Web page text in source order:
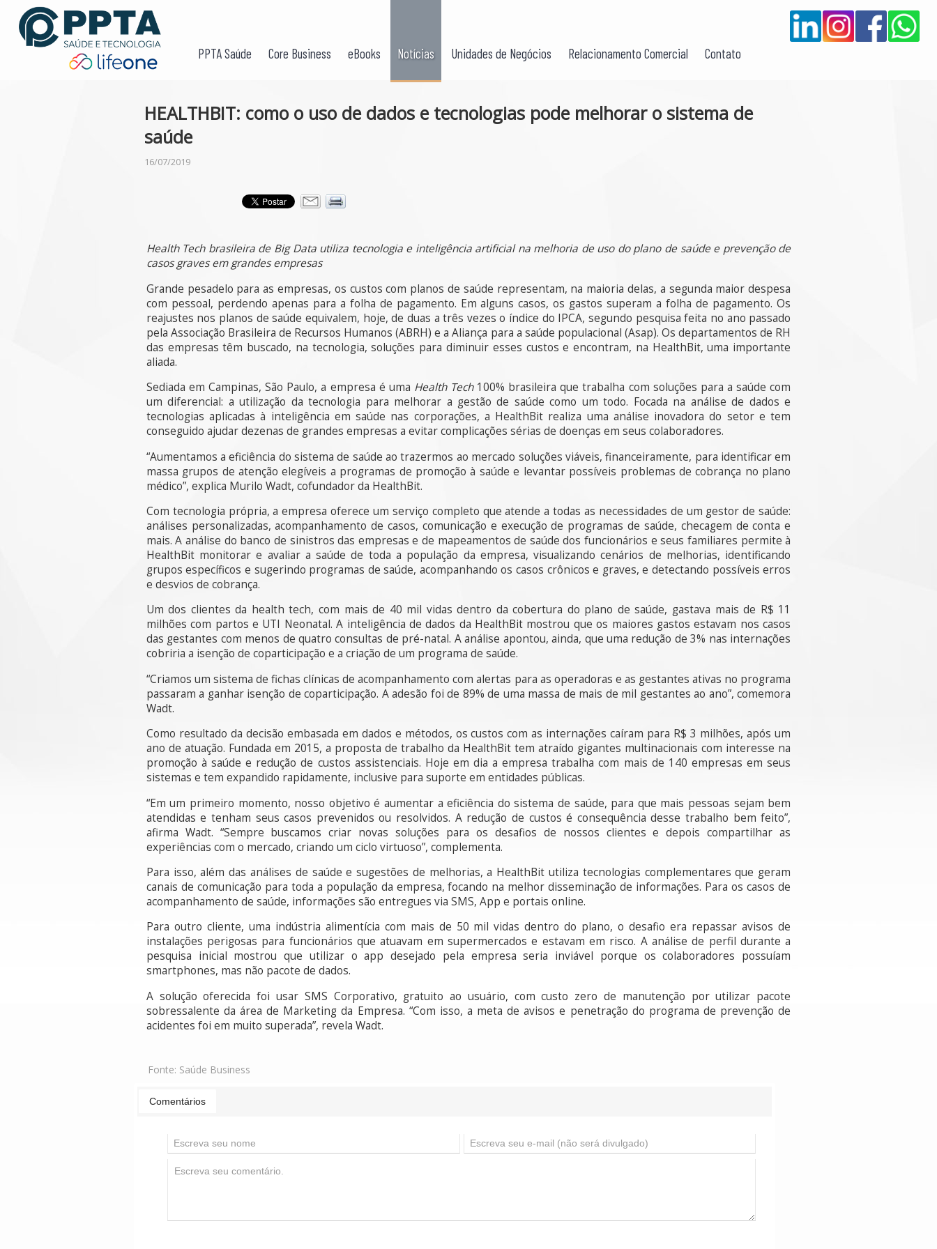
PPTA Saúde Core Business eBooks Notícias Unidades de Negócios Relacionamento Comercial Contato
HEALTHBIT: como o uso de dados e tecnologias pode melhorar o sistema de
saúde
16/07/2019
Health Tech brasileira de Big Data utiliza tecnologia e inteligência artificial na melhoria de uso do plano de saúde e prevenção de
casos graves em grandes empresas
Grande pesadelo para as empresas, os custos com planos de saúde representam, na maioria delas, a segunda maior despesa
com pessoal, perdendo apenas para a folha de pagamento. Em alguns casos, os gastos superam a folha de pagamento. Os
reajustes nos planos de saúde equivalem, hoje, de duas a três vezes o índice do IPCA, segundo pesquisa feita no ano passado
pela Associação Brasileira de Recursos Humanos (ABRH) e a Aliança para a saúde populacional (Asap). Os departamentos de RH
das empresas têm buscado, na tecnologia, soluções para diminuir esses custos e encontram, na HealthBit, uma importante
aliada.
Sediada em Campinas, São Paulo, a empresa é uma Health Tech100% brasileira que trabalha com soluções para a saúde com
um diferencial: a utilização da tecnologia para melhorar a gestão de saúde como um todo. Focada na análise de dados e
tecnologias aplicadas à inteligência em saúde nas corporações, a HealthBit realiza uma análise inovadora do setor e tem
conseguido ajudar dezenas de grandes empresas a evitar complicações sérias de doenças em seus colaboradores.
“Aumentamos a eficiência do sistema de saúde ao trazermos ao mercado soluções viáveis, financeiramente, para identificar em
massa grupos de atenção elegíveis a programas de promoção à saúde e levantar possíveis problemas de cobrança no plano
médico”, explica Murilo Wadt, cofundador da HealthBit.
Com tecnologia própria, a empresa oferece um serviço completo que atende a todas as necessidades de um gestor de saúde:
análises personalizadas, acompanhamento de casos, comunicação e execução de programas de saúde, checagem de conta e
mais. A análise do banco de sinistros das empresas e de mapeamentos de saúde dos funcionários e seus familiares permite à
HealthBit monitorar e avaliar a saúde de toda a população da empresa, visualizando cenários de melhorias, identificando
grupos específicos e sugerindo programas de saúde, acompanhando os casos crônicos e graves, e detectando possíveis erros
e desvios de cobrança.
Um dos clientes da health tech, com mais de 40 mil vidas dentro da cobertura do plano de saúde, gastava mais de R$ 11
milhões com partos e UTI Neonatal. A inteligência de dados da HealthBit mostrou que os maiores gastos estavam nos casos
das gestantes com menos de quatro consultas de pré-natal. A análise apontou, ainda, que uma redução de 3% nas internações
cobriria a isenção de coparticipação e a criação de um programa de saúde.
“Criamos um sistema de fichas clínicas de acompanhamento com alertas para as operadoras e as gestantes ativas no programa
passaram a ganhar isenção de coparticipação. A adesão foi de 89% de uma massa de mais de mil gestantes ao ano”, comemora
Wadt.
Como resultado da decisão embasada em dados e métodos, os custos com as internações caíram para R$ 3 milhões, após um
ano de atuação. Fundada em 2015, a proposta de trabalho da HealthBit tem atraído gigantes multinacionais com interesse na
promoção à saúde e redução de custos assistenciais. Hoje em dia a empresa trabalha com mais de 140 empresas em seus
sistemas e tem expandido rapidamente, inclusive para suporte em entidades públicas.
“Em um primeiro momento, nosso objetivo é aumentar a eficiência do sistema de saúde, para que mais pessoas sejam bem
atendidas e tenham seus casos prevenidos ou resolvidos. A redução de custos é consequência desse trabalho bem feito”,
afirma Wadt. “Sempre buscamos criar novas soluções para os desafios de nossos clientes e depois compartilhar as
experiências com o mercado, criando um ciclo virtuoso”, complementa.
Para isso, além das análises de saúde e sugestões de melhorias, a HealthBit utiliza tecnologias complementares que geram
canais de comunicação para toda a população da empresa, focando na melhor disseminação de informações. Para os casos de
acompanhamento de saúde, informações são entregues via SMS, App e portais online.
Para outro cliente, uma indústria alimentícia com mais de 50 mil vidas dentro do plano, o desafio era repassar avisos de
instalações perigosas para funcionários que atuavam em supermercados e estavam em risco. A análise de perfil durante a
pesquisa inicial mostrou que utilizar o app desejado pela empresa seria inviável porque os colaboradores possuíam
smartphones, mas não pacote de dados.
A solução oferecida foi usar SMS Corporativo, gratuito ao usuário, com custo zero de manutenção por utilizar pacote
sobressalente da área de Marketing da Empresa. “Com isso, a meta de avisos e penetração do programa de prevenção de
acidentes foi em muito superada”, revela Wadt.
Fonte: Saúde Business
Comentários